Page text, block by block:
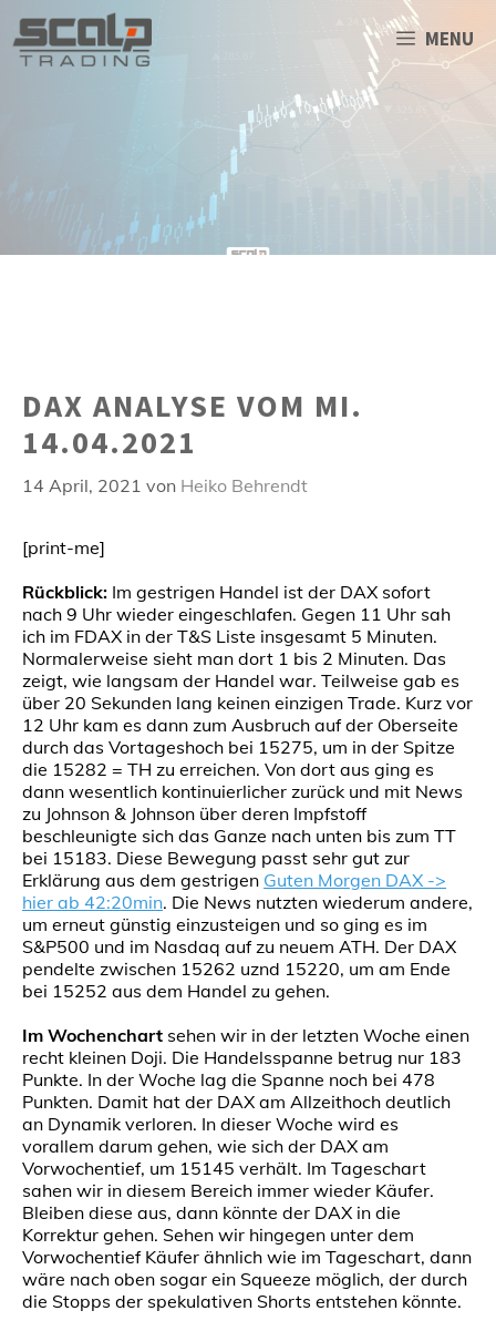
Inhalt
springen
MENU
DAX ANALYSE VOM MI.
14.04.2021
14 April, 2021 von Heiko Behrendt
[print-me]
Rückblick: Im gestrigen Handel ist der DAX sofort
nach 9 Uhr wieder eingeschlafen. Gegen 11 Uhr sah
ich im FDAX in der T&S Liste insgesamt 5 Minuten.
Normalerweise sieht man dort 1 bis 2 Minuten. Das
zeigt, wie langsam der Handel war. Teilweise gab es
über 20 Sekunden lang keinen einzigen Trade. Kurz vor
12 Uhr kam es dann zum Ausbruch auf der Oberseite
durch das Vortageshoch bei 15275, um in der Spitze
die 15282 = TH zu erreichen. Von dort aus ging es
dann wesentlich kontinuierlicher zurück und mit News
zu Johnson & Johnson über deren Impfstoff
beschleunigte sich das Ganze nach unten bis zum TT
bei 15183. Diese Bewegung passt sehr gut zur
Erklärung aus dem gestrigen Guten Morgen DAX ->
hier ab 42:20min. Die News nutzten wiederum andere,
um erneut günstig einzusteigen und so ging es im
S&P500 und im Nasdaq auf zu neuem ATH. Der DAX
pendelte zwischen 15262 uznd 15220, um am Ende
bei 15252 aus dem Handel zu gehen.
Im Wochenchart sehen wir in der letzten Woche einen
recht kleinen Doji. Die Handelsspanne betrug nur 183
Punkte. In der Woche lag die Spanne noch bei 478
Punkten. Damit hat der DAX am Allzeithoch deutlich
an Dynamik verloren. In dieser Woche wird es
vorallem darum gehen, wie sich der DAX am
Vorwochentief, um 15145 verhält. Im Tageschart
sahen wir in diesem Bereich immer wieder Käufer.
Bleiben diese aus, dann könnte der DAX in die
Korrektur gehen. Sehen wir hingegen unter dem
Vorwochentief Käufer ähnlich wie im Tageschart, dann
wäre nach oben sogar ein Squeeze möglich, der durch
die Stopps der spekulativen Shorts entstehen könnte.